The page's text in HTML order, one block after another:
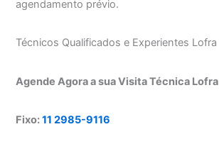
agendamento prévio.
Técnicos Qualificados e Experientes Lofra
Agende Agora a sua Visita Técnica Lofra
Fixo:11 2985-9116